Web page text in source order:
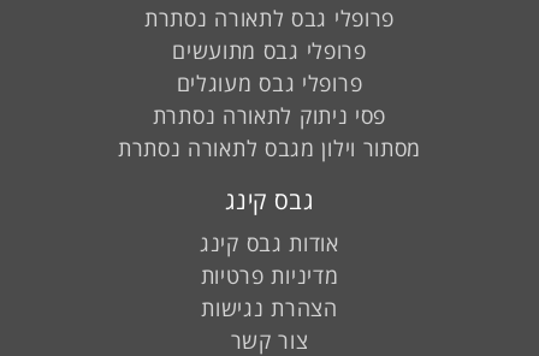
פרופלי גבס לתאורה נסתרת
פרופלי גבס מתועשים
פרופלי גבס מעוגלים
פסי ניתוק לתאורה נסתרת
מסתור וילון מגבס לתאורה נסתרת
גבס קינג
אודות גבס קינג
מדיניות פרטיות
הצהרת נגישות
צור קשר